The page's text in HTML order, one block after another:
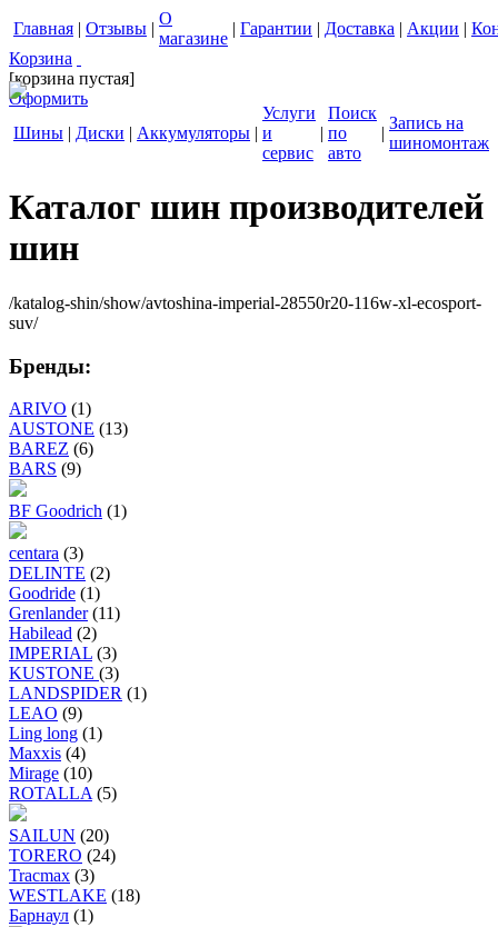
Главная | Отзывы |
О
магазине
| Гарантии | Доставка | Акции |
Корзина
[корзина пустая]
Оформить
Шины | Диски | Аккумуляторы |
Услуги
и
сервис
|
Поиск
по
авто
|
Запись на
шиномонтаж
Каталог шин производителей
шин
/katalog-shin/show/avtoshina-imperial-28550r20-116w-xl-ecosport-
suv/
Бренды:
ARIVO (1)
AUSTONE (13)
BAREZ (6)
BARS (9)
BF Goodrich (1)
centara (3)
DELINTE (2)
Goodride (1)
Grenlander (11)
Habilead (2)
IMPERIAL (3)
KUSTONE (3)
LANDSPIDER (1)
LEAO (9)
Ling long (1)
Maxxis (4)
Mirage (10)
ROTALLA (5)
SAILUN (20)
TORERO (24)
Tracmax (3)
WESTLAKE (18)
Барнаул (1)